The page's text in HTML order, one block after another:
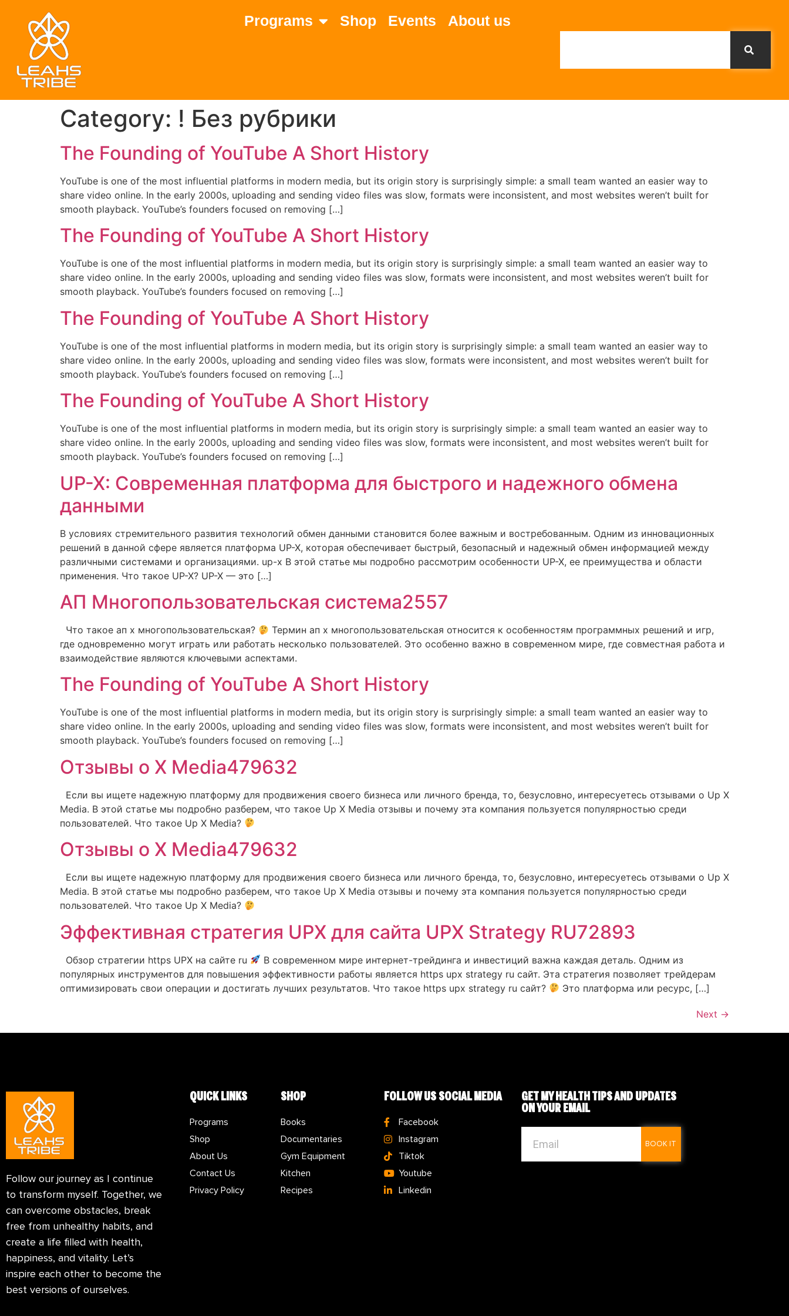
Programs Shop Events About us
Category: ! Без рубрики
The Founding of YouTube A Short History
YouTube is one of the most influential platforms in modern media, but its origin story is surprisingly simple: a small team wanted an easier way to
share video online. In the early 2000s, uploading and sending video files was slow, formats were inconsistent, and most websites weren’t built for
smooth playback. YouTube’s founders focused on removing […]
The Founding of YouTube A Short History
YouTube is one of the most influential platforms in modern media, but its origin story is surprisingly simple: a small team wanted an easier way to
share video online. In the early 2000s, uploading and sending video files was slow, formats were inconsistent, and most websites weren’t built for
smooth playback. YouTube’s founders focused on removing […]
The Founding of YouTube A Short History
YouTube is one of the most influential platforms in modern media, but its origin story is surprisingly simple: a small team wanted an easier way to
share video online. In the early 2000s, uploading and sending video files was slow, formats were inconsistent, and most websites weren’t built for
smooth playback. YouTube’s founders focused on removing […]
The Founding of YouTube A Short History
YouTube is one of the most influential platforms in modern media, but its origin story is surprisingly simple: a small team wanted an easier way to
share video online. In the early 2000s, uploading and sending video files was slow, formats were inconsistent, and most websites weren’t built for
smooth playback. YouTube’s founders focused on removing […]
UP-X: Современная платформа для быстрого и надежного обмена
данными
В условиях стремительного развития технологий обмен данными становится более важным и востребованным. Одним из инновационных
решений в данной сфере является платформа UP-X, которая обеспечивает быстрый, безопасный и надежный обмен информацией между
различными системами и организациями. up-x В этой статье мы подробно рассмотрим особенности UP-X, ее преимущества и области
применения. Что такое UP-X? UP-X — это […]
АП Многопользовательская система2557
Что такое ап х многопользовательская?
Термин ап х многопользовательская относится к особенностям программных решений и игр,
где одновременно могут играть или работать несколько пользователей. Это особенно важно в современном мире, где совместная работа и
взаимодействие являются ключевыми аспектами.
The Founding of YouTube A Short History
YouTube is one of the most influential platforms in modern media, but its origin story is surprisingly simple: a small team wanted an easier way to
share video online. In the early 2000s, uploading and sending video files was slow, formats were inconsistent, and most websites weren’t built for
smooth playback. YouTube’s founders focused on removing […]
Отзывы о X Media479632
Если вы ищете надежную платформу для продвижения своего бизнеса или личного бренда, то, безусловно, интересуетесь отзывами о Up X
Media. В этой статье мы подробно разберем, что такое Up X Media отзывы и почему эта компания пользуется популярностью среди
пользователей. Что такое Up X Media?
Отзывы о X Media479632
Если вы ищете надежную платформу для продвижения своего бизнеса или личного бренда, то, безусловно, интересуетесь отзывами о Up X
Media. В этой статье мы подробно разберем, что такое Up X Media отзывы и почему эта компания пользуется популярностью среди
пользователей. Что такое Up X Media?
Эффективная стратегия UPX для сайта UPX Strategy RU72893
Обзор стратегии https UPX на сайте ru
В современном мире интернет-трейдинга и инвестиций важна каждая деталь. Одним из
популярных инструментов для повышения эффективности работы является https upx strategy ru сайт. Эта стратегия позволяет трейдерам
оптимизировать свои операции и достигать лучших результатов. Что такое https upx strategy ru сайт?
Это платформа или ресурс, […]
Next →
Follow our journey as I continue
to transform myself. Together, we
can overcome obstacles, break
free from unhealthy habits, and
create a life filled with health,
happiness, and vitality. Let’s
inspire each other to become the
best versions of ourselves.
QUICK LINKS
Programs
Shop
About Us
Contact Us
Privacy Policy
SHOP
Books
Documentaries
Gym Equipment
Kitchen
Recipes
FOLLOW US SOCIAL MEDIA
Facebook
Instagram
Tiktok
Youtube
Linkedin
GET MY HEALTH TIPSAND UPDATES
ON YOUR EMAIL
BOOK IT